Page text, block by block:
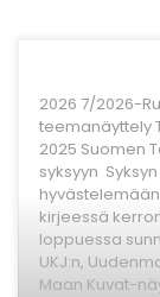
2026 7/2026-
teemanäyttely
2025 Suomen
syksyyn
kirjeessä
loppuessa
UKJ:n,
Maan Kuvat-